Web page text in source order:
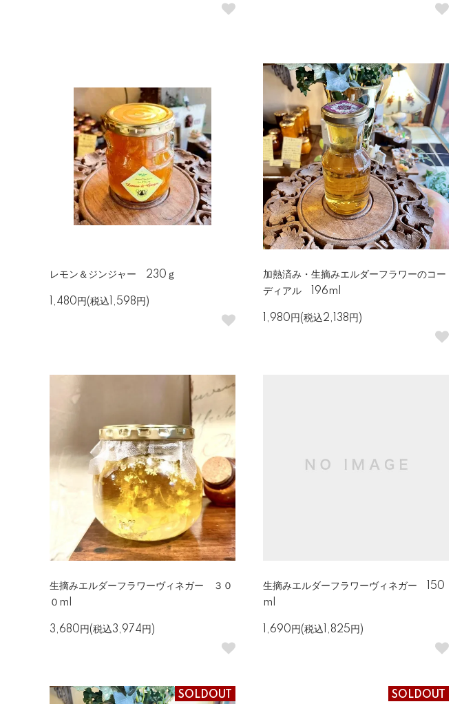
レモン＆ジンジャー 230ｇ
1,480円(税込1,598円)
加熱済み・生摘みエルダーフラワーのコー
ディアル 196ml
1,980円(税込2,138円)
生摘みエルダーフラワーヴィネガー ３０
０ml
3,680円(税込3,974円)
生摘みエルダーフラワーヴィネガー 150
ml
1,690円(税込1,825円)
SOLDOUT SOLDOUT